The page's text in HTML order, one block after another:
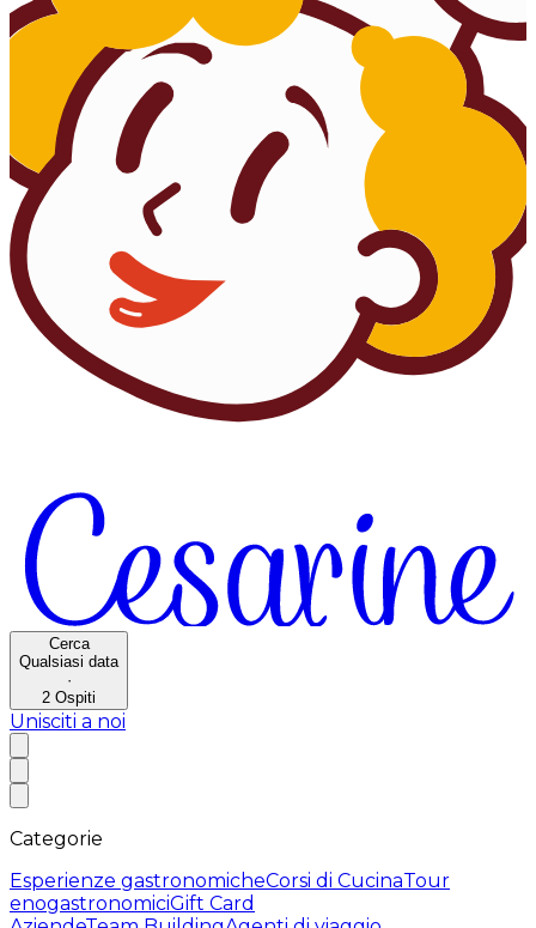
Cerca
Qualsiasi data
·
2 Ospiti
Unisciti a noi
Categorie
Esperienze gastronomicheCorsi di CucinaTour
enogastronomiciGift Card